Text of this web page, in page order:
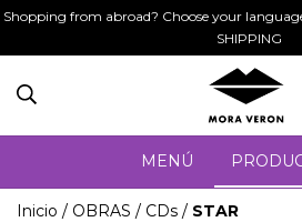
Shopping from abroad? Choose your
SHIPPING
MENÚ
Inicio / OBRAS / CDs / STAR